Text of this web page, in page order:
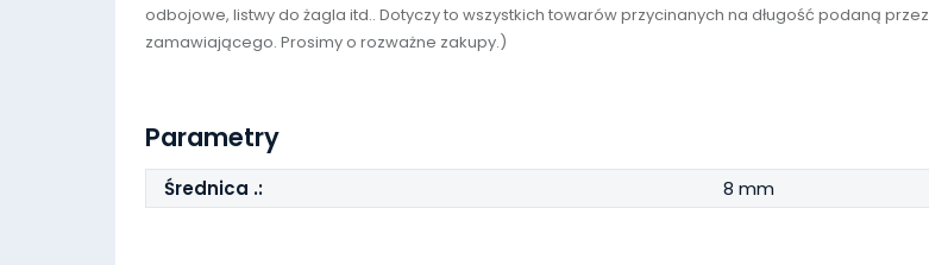
odbojowe, listwy do żagla itd.. Dotyczy to wszystkich towarów przycinanych na długość podaną przez
zamawiającego. Prosimy o rozważne zakupy.)
Parametry
Średnica .: 8 mm